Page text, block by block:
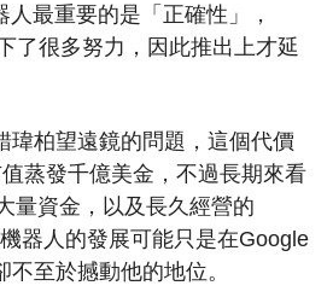
最重要的是「正確性」，
了很多努力，因此推出上才延
瑋柏望遠鏡的問題，這個代價
蒸發千億美金，不過長期來看
量資金，以及長久經營的
器人的發展可能只是在Google
至於撼動他的地位。